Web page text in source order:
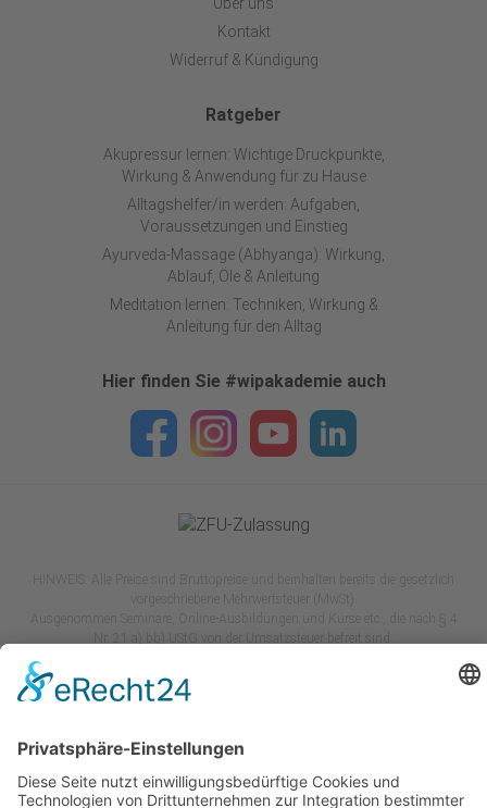
Über uns
Kontakt
Widerruf & Kündigung
Ratgeber
Akupressur lernen: Wichtige Druckpunkte,
Wirkung & Anwendung für zu Hause
Alltagshelfer/in werden: Aufgaben,
Voraussetzungen und Einstieg
Ayurveda-Massage (Abhyanga): Wirkung,
Ablauf, Öle & Anleitung
Meditation lernen: Techniken, Wirkung &
Anleitung für den Alltag
Hier finden Sie #wipakademie auch
HINWEIS: Alle Preise sind Bruttopreise und beinhalten bereits die gesetzlich
Ausgenommen Seminare, Online-Ausbildungen und Kurse etc., die nach § 4
Nr. 21 a) bb) UStG von der Umsatzsteuer befreit sind.
VERSANDKOSTEN: Innerhalb Deutschlands: 5,50 EUR, Europäische Union:
14,50 EUR, Non-EU: 19,50 EUR.
Datenschutz
Widerruf & Kündigung
Widerrufsrecht